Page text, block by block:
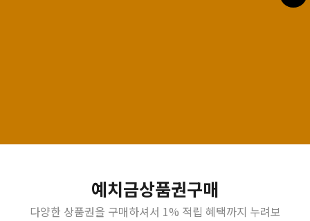
예치금상품권구매
다양한 상품권을 구매하셔서 1% 적립 혜택까지 누려보